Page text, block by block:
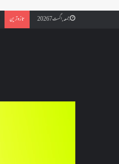
جمعہ, اگست 7 2026 تازہ ترین